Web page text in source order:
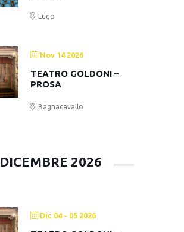
Lugo
Nov 14 2026
TEATRO GOLDONI –
PROSA
Bagnacavallo
DICEMBRE 2026
Dic 04 - 05 2026